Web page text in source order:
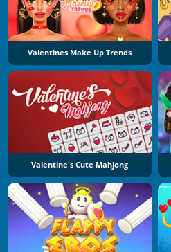
Valentines Make Up Trends
Valentine's Cute Mahjong